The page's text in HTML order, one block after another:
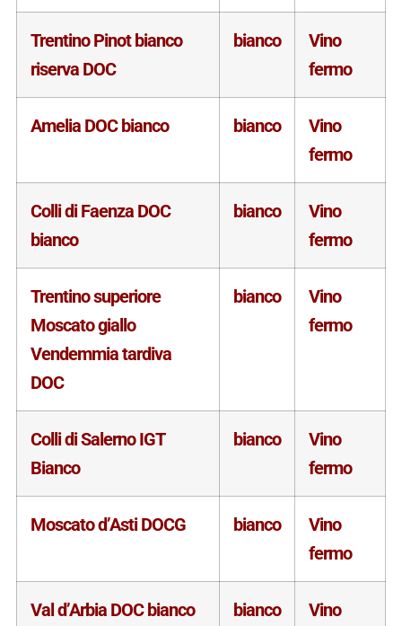
Trentino Pinot bianco
riserva DOC
bianco
Vino
fermo
Amelia DOC bianco bianco
Vino
fermo
Colli di Faenza DOC
bianco
bianco
Vino
fermo
Trentino superiore
Moscato giallo
Vendemmia tardiva
DOC
bianco
Vino
fermo
Colli di Salerno IGT
Bianco
bianco
Vino
fermo
Moscato d’Asti DOCG bianco
Vino
fermo
Val d’Arbia DOC bianco bianco
Vino